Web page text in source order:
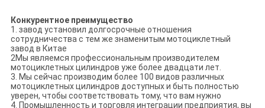
Конкурентное преимущество
1. завод установил долгосрочные отношения
сотрудничества с тем же знаменитым мотоциклетный
завод в Китае
2Мы являемся профессиональным производителем
мотоциклетных цилиндров уже более двадцати лет.
3. Мы сейчас производим более 100 видов различных
мотоциклетных цилиндров доступных и быть полностью
уверен, чтобы соответствовать тому, что вам нужно
4. Промышленность и торговля интеграции предприятия, вы